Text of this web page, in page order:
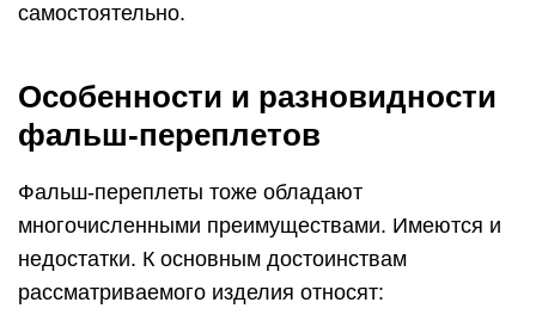
самостоятельно.
Особенности и разновидности
фальш-переплетов
Фальш-переплеты тоже обладают
многочисленными преимуществами. Имеются и
недостатки. К основным достоинствам
рассматриваемого изделия относят: